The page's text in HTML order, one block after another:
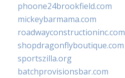
phoone24brookfield.com
mickeybarmama.com
roadwayconstructioninc.com
shopdragonflyboutique.com
sportszilla.org
batchprovisionsbar.com